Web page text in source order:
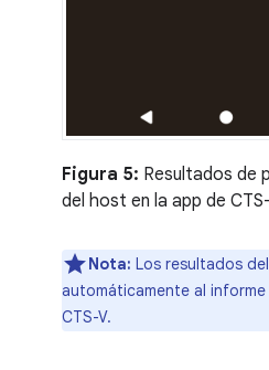
Figura 5: Resultados de
del host en la app de
Nota: Los resultados
automáticamente al
CTS-V.